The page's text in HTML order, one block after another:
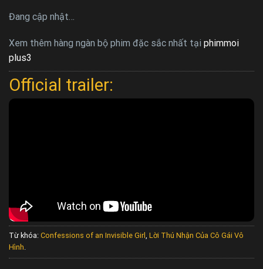
Đang cập nhật…
Xem thêm hàng ngàn bộ phim đặc sắc nhất tại phimmoi
plus3
Official trailer:
Từ khóa: Confessions of an Invisible Girl , Lời Thú Nhận Của Cô Gái Vô
Hình.